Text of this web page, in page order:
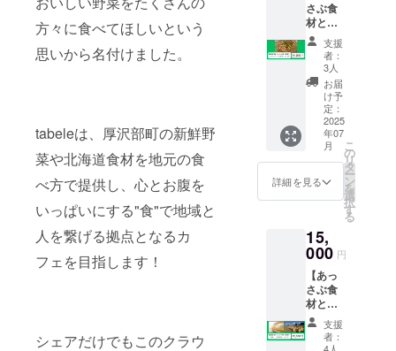
方々に食べてほしいという
思いから名付けました。
tabeleは、厚沢部町の新鮮野
菜や北海道食材を地元の食
べ方で提供し、心とお腹を
いっぱいにする"食"で地域と
人を繋げる拠点となるカ
フェを目指します！
シェアだけでもこのクラウ
メ
ニュー
のご希
望を伺
わせて
いただ
きま
す。 ・
原材料
及び添
加物等
の食品
表示、
ベルに
表記さ
れま
す。 商
品開封
前には
必ずお
届けの
ませ
ん。お
つりは
でませ
ん。 ・
郵送に
てお送
りいた
しま
す。 ・
有効期
間：
2025年
での1年
間
さぶ食
材とレ
シピ便
（春
便）】
・厚沢
部町で
採れた
食材と
レシピ
をお送
りしま
す。 ・
内容：
アスパ
（800g
）、マ
イタケ
（300g
） ・保
存方
法：冷
（クー
支援
者：
3人
お届
け予
定：
2025
年07
月
詳細を見る
こ
の
リ
タ
ー
ン
を
選
択
す
る
15,
000 円
【あっ
さぶ食
材とレ
シピ便
（秋
便）】
支援
者：